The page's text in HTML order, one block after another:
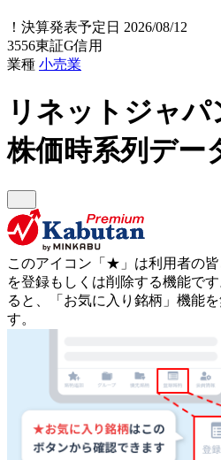
！ 決算発表予定日 2026/08/12
3556東証G信用
業種 小売業
リネットジャ
株価時系列デー
このアイコン 「★」 は利用者の
を登録もしくは削除する機能です
ると、「お気に入り銘柄」機能
す。